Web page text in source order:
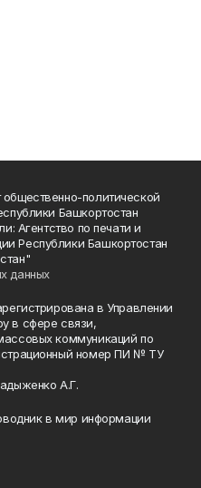
политической
Башкортостан
Агентство по печати и
Республики Башкортостан
данных
в Управлении
в сфере связи,
коммуникаций по
номер ПИ № ТУ
А.Г.
в мир информации